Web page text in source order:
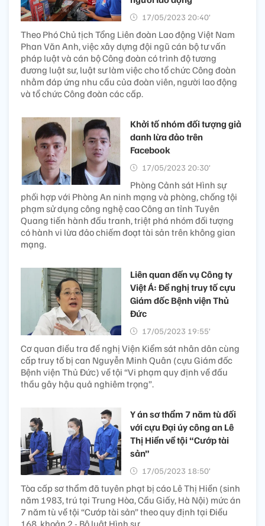
17/05/2023 20:40’
Theo Phó Chủ tịch Tổng Liên đoàn Lao động Việt Nam
Phan Văn Anh, việc xây dựng đội ngũ cán bộ tư vấn
pháp luật và cán bộ Công đoàn có trình độ tương
đương luật sư, luật sư làm việc cho tổ chức Công đoàn
nhằm đáp ứng nhu cầu của đoàn viên, người lao động
và tổ chức Công đoàn các cấp.
Khởi tố nhóm đối tượng giả
danh lừa đảo trên
Facebook
17/05/2023 20:30’
Phòng Cảnh sát Hình sự
phối hợp với Phòng An ninh mạng và phòng, chống tội
phạm sử dụng công nghệ cao Công an tỉnh Tuyên
Quang tiến hành đấu tranh, triệt phá nhóm đối tượng
có hành vi lừa đảo chiếm đoạt tài sản trên không gian
mạng.
Liên quan đến vụ Công ty
Việt Á: Đề nghị truy tố cựu
Giám đốc Bệnh viện Thủ
Đức
17/05/2023 19:55’
Cơ quan điều tra đề nghị Viện Kiểm sát nhân dân cùng
cấp truy tố bị can Nguyễn Minh Quân (cựu Giám đốc
Bệnh viện Thủ Đức) về tội “Vi phạm quy định về đấu
thầu gây hậu quả nghiêm trọng”.
Y án sơ thẩm 7 năm tù đối
với cựu Đại úy công an Lê
Thị Hiền về tội “Cướp tài
sản”
17/05/2023 18:50’
Tòa cấp sơ thẩm đã tuyên phạt bị cáo Lê Thị Hiền (sinh
năm 1983, trú tại Trung Hòa, Cầu Giấy, Hà Nội) mức án
7 năm tù về tội “Cướp tài sản” theo quy định tại Điều